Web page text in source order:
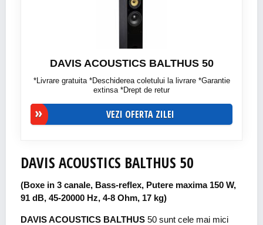
DAVIS ACOUSTICS BALTHUS 50
*Livrare gratuita *Deschiderea coletului la livrare *Garantie
extinsa *Drept de retur
VEZI OFERTA ZILEI
DAVIS ACOUSTICS BALTHUS 50
(Boxe in 3 canale, Bass-reflex, Putere maxima 150 W,
91 dB, 45-20000 Hz, 4-8 Ohm, 17 kg)
DAVIS ACOUSTICS BALTHUS 50 sunt cele mai mici